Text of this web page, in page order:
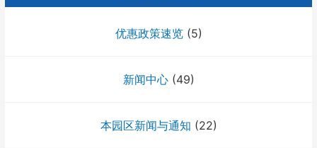
优惠政策速览(5)
新闻中心(49)
本园区新闻与通知 (22)